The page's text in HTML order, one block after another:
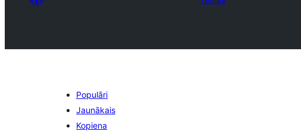
Populāri
Jaunākais
Kopiena